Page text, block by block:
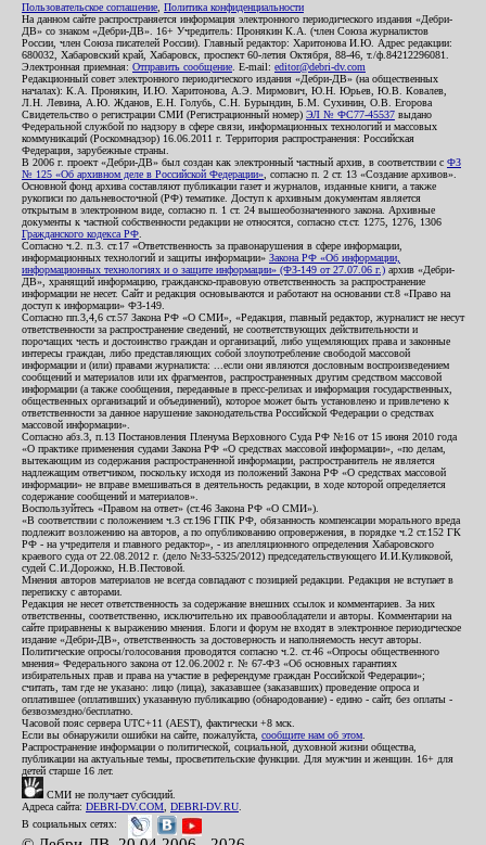
Пользовательское соглашение Политика конфиденциальности
На данном сайте распространяется информация электронного периодического издания «Дебри-
ДВ» со знаком «Дебри-ДВ». 16+ Учредитель: Пронякин К.А. (член Союза журналистов
России, член Союза писателей России). Главный редактор: Харитонова И.Ю. Адрес редакции:
680032, Хабаровский край, Хабаровск, проспект 60-летия Октября, 88-46, т./ф.84212296081.
Электронная приемная: Отправить сообщение . E-mail: editor@debri-dv.com
Редакционный совет электронного периодического издания «Дебри-ДВ» (на общественных
началах): К.А. Пронякин, И.Ю. Харитонова, А.Э. Мирмович, Ю.Н. Юрьев, Ю.В. Ковалев,
Л.Н. Левина, А.Ю. Жданов, Е.Н. Голубь, С.Н. Бурындин, Б.М. Сухинин, О.В. Егорова
Свидетельство о регистрации СМИ (Регистрационный номер) ЭЛ № ФС77-45537 выдано
Федеральной службой по надзору в сфере связи, информационных технологий и массовых
коммуникаций (Роскомнадзор) 16.06.2011 г. Территория распространения: Российская
Федерация, зарубежные страны.
В 2006 г. проект «Дебри-ДВ» был создан как электронный частный архив, в соответствии с ФЗ
№ 125 «Об архивном деле в Российской Федерации» , согласно п. 2 ст. 13 «Создание архивов».
Основной фонд архива составляют публикации газет и журналов, изданные книги, а также
рукописи по дальневосточной (РФ) тематике. Доступ к архивным документам является
открытым в электронном виде, согласно п. 1 ст. 24 вышеобозначенного закона. Архивные
документы к частной собственности редакции не относятся, согласно ст.ст. 1275, 1276, 1306
Гражданского кодекса РФ
Согласно ч.2. п.3. ст.17 «Ответственность за правонарушения в сфере информации,
информационных технологий и защиты информации» Закона РФ «Об информации,
информационных технологиях и о защите информации» (ФЗ-149 от 27.07.06 г.) архив «Дебри-
ДВ», хранящий информацию, гражданско-правовую ответственность за распространение
информации не несет. Сайт и редакция основываются и работают на основании ст.8 «Право на
доступ к информации» ФЗ-149.
Согласно пп.3,4,6 ст.57 Закона РФ «О СМИ», «Редакция, главный редактор, журналист не несут
ответственности за распространение сведений, не соответствующих действительности и
порочащих честь и достоинство граждан и организаций, либо ущемляющих права и законные
интересы граждан, либо представляющих собой злоупотребление свободой массовой
информации и (или) правами журналиста: ...если они являются дословным воспроизведением
сообщений и материалов или их фрагментов, распространенных другим средством массовой
информации (а также сообщения, переданные в пресс-релизах и информация государственных,
общественных организаций и объединений), которое может быть установлено и привлечено к
ответственности за данное нарушение законодательства Российской Федерации о средствах
массовой информации».
Согласно абз.3, п.13 Постановления Пленума Верховного Суда РФ №16 от 15 июня 2010 года
«О практике применения судами Закона РФ «О средствах массовой информации», «по делам,
вытекающим из содержания распространенной информации, распространитель не является
надлежащим ответчиком, поскольку исходя из положений Закона РФ «О средствах массовой
информации» не вправе вмешиваться в деятельность редакции, в ходе которой определяется
содержание сообщений и материалов».
Воспользуйтесь «Правом на ответ» (ст.46 Закона РФ «О СМИ»).
«В соответствии с положением ч.3 ст.196 ГПК РФ, обязанность компенсации морального вреда
подлежит возложению на авторов, а по опубликованию опровержения, в порядке ч.2 ст.152 ГК
РФ - на учредителя и главного редактор», - из апелляционного определения Хабаровского
краевого суда от 22.08.2012 г. (дело №33-5325/2012) председательствующего И.И.Куликовой,
судей С.И.Дорожко, Н.В.Пестовой.
Мнения авторов материалов не всегда совпадают с позицией редакции. Редакция не вступает в
переписку с авторами.
Редакция не несет ответственность за содержание внешних ссылок и комментариев. За них
ответственны, соответственно, исключительно их правообладатели и авторы. Комментарии на
сайте приравнены к выражению мнения. Блоги и форум не входят в электронное периодическое
издание «Дебри-ДВ», ответственность за достоверность и наполняемость несут авторы.
Политические опросы/голосования проводятся согласно ч.2. ст.46 «Опросы общественного
мнения» Федерального закона от 12.06.2002 г. № 67-ФЗ «Об основных гарантиях
избирательных прав и права на участие в референдуме граждан Российской Федерации»;
считать, там где не указано: лицо (лица), заказавшее (заказавших) проведение опроса и
оплатившее (оплативших) указанную публикацию (обнародование) - едино - сайт, без оплаты -
безвозмездно/бесплатно.
Часовой пояс сервера UTC+11 (AEST), фактически +8 мск.
Если вы обнаружили ошибки на сайте, пожалуйста, сообщите нам об этом
Распространение информации о политической, социальной, духовной жизни общества,
публикации на актуальные темы, просветительские функции. Для мужчин и женщин. 16+ для
детей старше 16 лет.
СМИ не получает субсидий.
Адреса сайта: DEBRI-DV.COM DEBRI-DV.RU
В социальных сетях: